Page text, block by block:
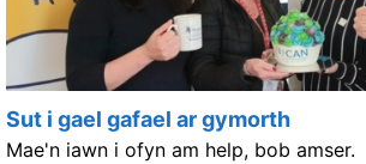
Sut i gael gafael ar gymorth
Mae'n iawn i ofyn am help, bob amser.